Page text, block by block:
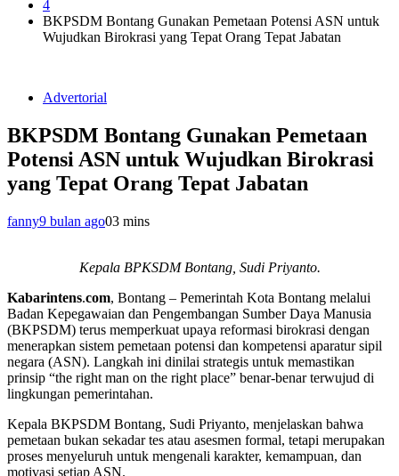
4
BKPSDM Bontang Gunakan Pemetaan Potensi ASN untuk
Wujudkan Birokrasi yang Tepat Orang Tepat Jabatan
Advertorial
BKPSDM Bontang Gunakan Pemetaan
Potensi ASN untuk Wujudkan Birokrasi
yang Tepat Orang Tepat Jabatan
fanny9 bulan ago03 mins
Kepala BPKSDM Bontang, Sudi Priyanto.
Kabarintens.com, Bontang – Pemerintah Kota Bontang melalui
Badan Kepegawaian dan Pengembangan Sumber Daya Manusia
(BKPSDM) terus memperkuat upaya reformasi birokrasi dengan
menerapkan sistem pemetaan potensi dan kompetensi aparatur sipil
negara (ASN). Langkah ini dinilai strategis untuk memastikan
prinsip “the right man on the right place” benar-benar terwujud di
lingkungan pemerintahan.
Kepala BKPSDM Bontang, Sudi Priyanto, menjelaskan bahwa
pemetaan bukan sekadar tes atau asesmen formal, tetapi merupakan
proses menyeluruh untuk mengenali karakter, kemampuan, dan
motivasi setiap ASN.